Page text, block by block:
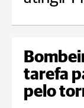
tarefa
pelo